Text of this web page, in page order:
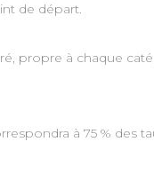
de départ.
propre à chaque
à 75 % des